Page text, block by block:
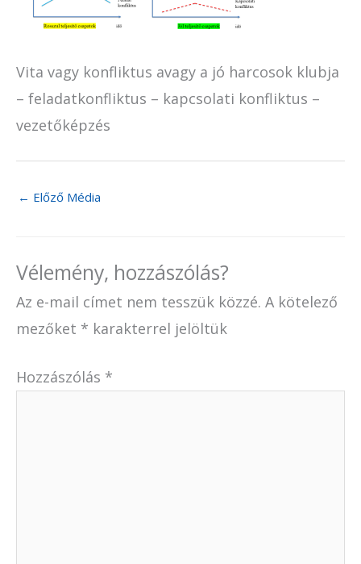
Vita vagy konfliktus avagy a jó harcosok klubja
– feladatkonfliktus – kapcsolati konfliktus –
vezetőképzés
← Előző Média
Vélemény, hozzászólás?
Az e-mail címet nem tesszük közzé. A kötelező
mezőket * karakterrel jelöltük
Hozzászólás *